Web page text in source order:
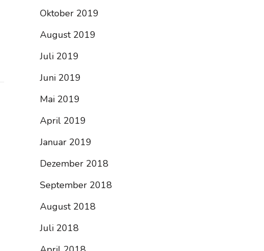
Oktober 2019
August 2019
Juli 2019
Juni 2019
Mai 2019
April 2019
Januar 2019
Dezember 2018
September 2018
August 2018
Juli 2018